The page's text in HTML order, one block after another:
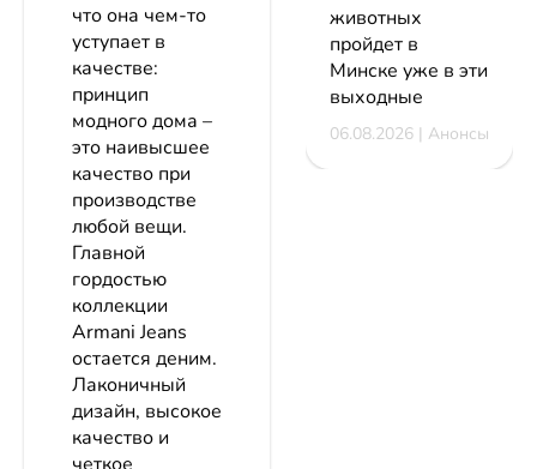
что она чем-то
уступает в
качестве:
принцип
модного дома –
это наивысшее
качество при
производстве
любой вещи.
Главной
гордостью
коллекции
Armani Jeans
остается деним.
Лаконичный
дизайн, высокое
качество и
животных
пройдет в
Минске уже в эти
выходные
06.08.2026 | Анонсы